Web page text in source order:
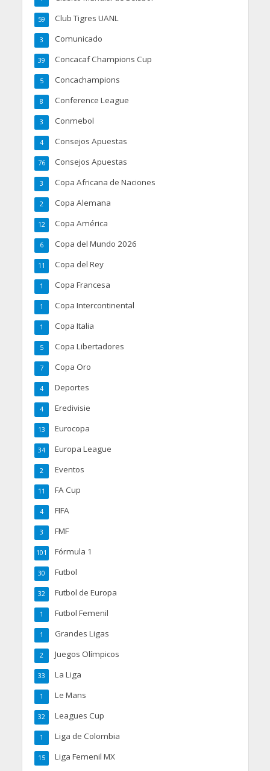
Club Tigres UANL
59
Comunicado
3
Concacaf Champions Cup
39
Concachampions
5
Conference League
8
Conmebol
3
Consejos Apuestas
4
Consejos Apuestas
76
Copa Africana de Naciones
3
Copa Alemana
2
Copa América
12
Copa del Mundo 2026
6
Copa del Rey
11
Copa Francesa
1
Copa Intercontinental
1
Copa Italia
1
Copa Libertadores
5
Copa Oro
7
Deportes
4
Eredivisie
4
Eurocopa
13
Europa League
34
Eventos
2
FA Cup
11
FIFA
4
FMF
3
Fórmula 1
101
Futbol
30
Futbol de Europa
32
Futbol Femenil
1
Grandes Ligas
1
Juegos Olímpicos
2
La Liga
33
Le Mans
1
Leagues Cup
32
Liga de Colombia
1
Liga Femenil MX
15